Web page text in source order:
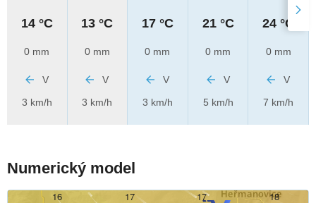
14 °C
0 mm
V
3 km/h
13 °C
0 mm
V
3 km/h
17 °C
0 mm
V
3 km/h
21 °C
0 mm
V
5 km/h
24 °C
0 mm
V
7 km/h
Numerický model